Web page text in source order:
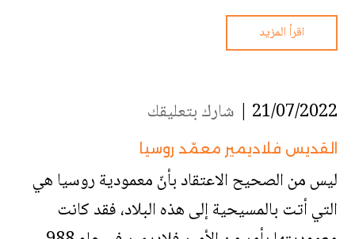
اقرأ المزيد
21/07/2022 | شارك بتعليقك
القديس فلاديمير معمّد روسيا
ليس من الصحيح الاعتقاد بأنّ معمودية روسيا هي
التي أتت بالمسيحية إلى هذه البلاد، فقد كانت